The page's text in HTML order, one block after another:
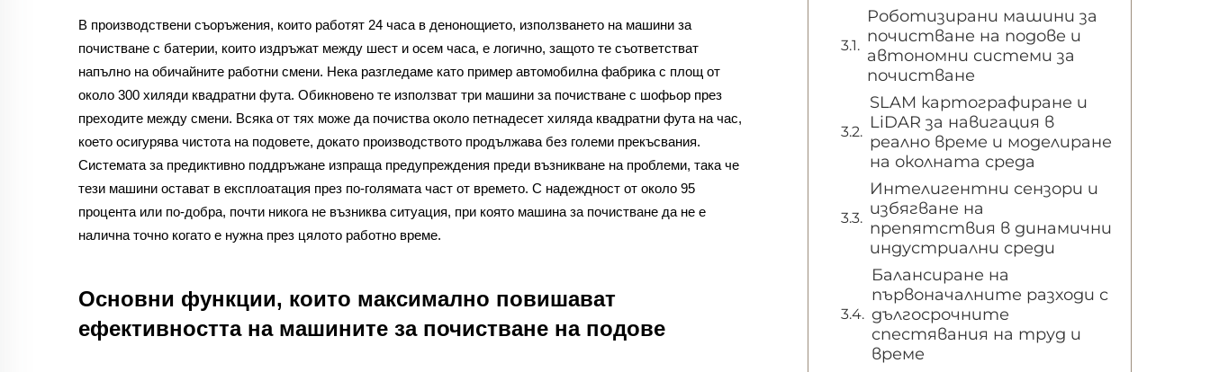
В производствени съоръжения, които работят 24 часа в денонощието, използването на машини за
почистване с батерии, които издръжат между шест и осем часа, е логично, защото те съответстват
напълно на обичайните работни смени. Нека разгледаме като пример автомобилна фабрика с площ от
около 300 хиляди квадратни фута. Обикновено те използват три машини за почистване с шофьор през
преходите между смени. Всяка от тях може да почиства около петнадесет хиляда квадратни фута на час,
което осигурява чистота на подовете, докато производството продължава без големи прекъсвания.
Системата за предиктивно поддръжане изпраща предупреждения преди възникване на проблеми, така че
тези машини остават в експлоатация през по-голямата част от времето. С надеждност от около 95
процента или по-добра, почти никога не възниква ситуация, при която машина за почистване да не е
налична точно когато е нужна през цялото работно време.
Основни функции, които максимално повишават
ефективността на машините за почистване на подове
Роботизирани машини за
почистване на подове и
автономни системи за
почистване
SLAM картографиране и
LiDAR за навигация в
реално време и моделиране
на околната среда
Интелигентни сензори и
избягване на
препятствия в динамични
индустриални среди
Балансиране на
първоначалните разходи с
дългосрочните
спестявания на труд и
време